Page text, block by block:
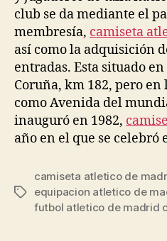
club se da mediante el
membresía, camiseta
así como la adquisición
entradas. Esta situado
Coruña, km 182, pero
como Avenida del
inauguró en 1982,
año en el que se celebró
Etiquetas
camiseta atletico de
equipacion atletico de
futbol atletico de madrid